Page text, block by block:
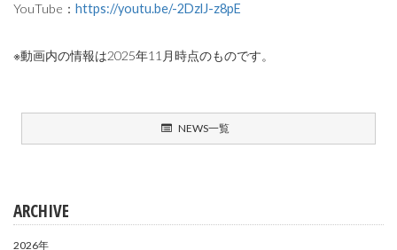
YouTube： https://youtu.be/-2DzlJ-z8pE
※動画内の情報は2025年11月時点のものです。
NEWS一覧
ARCHIVE
2026年